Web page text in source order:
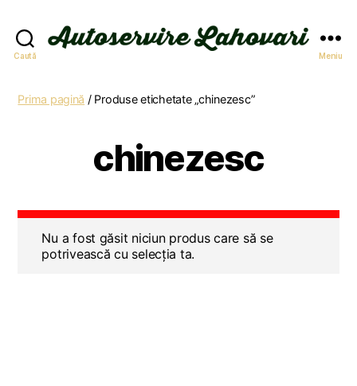
Caută Meniu
Prima pagină / Produse etichetate „chinezesc”
chinezesc
Nu a fost găsit niciun produs care să se
potrivească cu selecția ta.